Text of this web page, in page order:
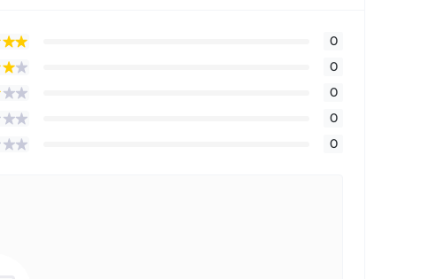
0
0
0
0
0